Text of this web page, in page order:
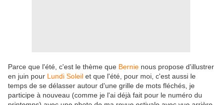
Parce que l'été, c'est le thème que Bernie nous propose d'illustrer
en juin pour Lundi Soleil et que l'été, pour moi, c'est aussi le
temps de se délasser autour d'une grille de mots fléchés, je
participe à nouveau (comme je l'ai déjà fait pour le numéro du